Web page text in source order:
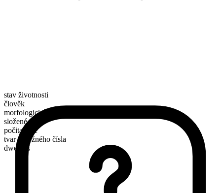
stav životnosti
člověk
morfologické složení
složené
počitatelné
tvar množného čísla
dwellers